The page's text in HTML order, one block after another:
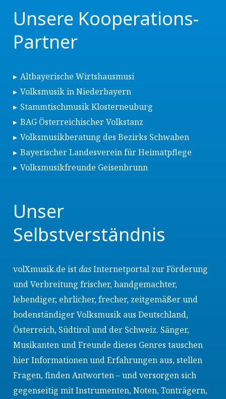
Unsere Kooperations-
Partner
Altbayerische Wirtshausmusi
Volksmusik in Niederbayern
Stammtischmusik Klosterneuburg
BAG Österreichischer Volkstanz
Volksmusikberatung des Bezirks Schwaben
Bayerischer Landesverein für Heimatpflege
Volksmusikfreunde Geisenbrunn
Unser
Selbstverständnis
volXmusik.de istdasInternetportal zur Förderung
und Verbreitung frischer, handgemachter,
lebendiger, ehrlicher, frecher, zeitgemäßer und
bodenständiger Volksmusik aus Deutschland,
Österreich, Südtirol und der Schweiz. Sänger,
Musikanten und Freunde dieses Genres tauschen
hier Informationen und Erfahrungen aus, stellen
Fragen, finden Antworten – und versorgen sich
gegenseitig mit Instrumenten, Noten, Tonträgern,